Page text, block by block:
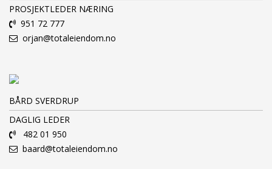
PROSJEKTLEDER NÆRING
951 72 777
orjan@totaleiendom.no
BÅRD SVERDRUP
DAGLIG LEDER
482 01 950
baard@totaleiendom.no